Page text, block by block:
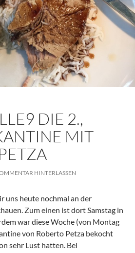
DIE 2.,
MIT
HINTERLASSEN
uns heute nochmal an der
Zum einen ist dort Samstag in
war diese Woche (von Montag
von Roberto Petza bekocht
sehr Lust hatten. Bei